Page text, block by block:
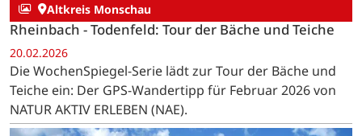
Altkreis Monschau
Rheinbach - Todenfeld: Tour der Bäche und Teiche
20.02.2026
Die WochenSpiegel-Serie lädt zur Tour der Bäche und
Teiche ein: Der GPS-Wandertipp für Februar 2026 von
NATUR AKTIV ERLEBEN (NAE).